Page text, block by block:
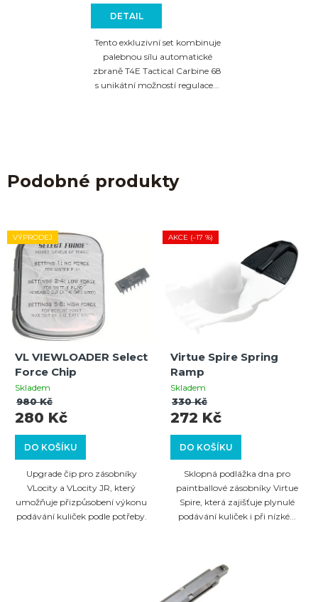
DETAIL
Tento exkluzivní set kombinuje
palebnou sílu automatické
zbraně T4E Tactical Carbine 68
s unikátní možností regulace...
Podobné produkty
VÝPRODEJ
VL VIEWLOADER Select
Force Chip
Skladem
DO KOŠÍKU
280 Kč
980 Kč
Upgrade čip pro zásobníky
VLocity a VLocity JR, který
umožňuje přizpůsobení výkonu
podávání kuliček podle potřeby.
AKCE (–17 %)
Virtue Spire Spring
Ramp
Skladem
DO KOŠÍKU
272 Kč
330 Kč
Sklopná podlážka dna pro
paintballové zásobníky Virtue
Spire, která zajišťuje plynulé
podávání kuliček i při nízké...